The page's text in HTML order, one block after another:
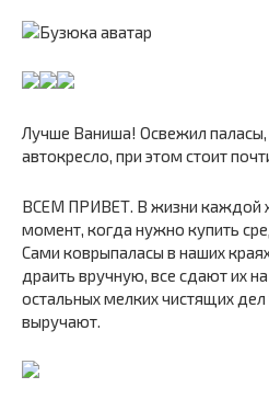
Лучше Ваниша! Освежил паласы,
автокресло, при этом стоит
ВСЕМ ПРИВЕТ. В жизни каждой
момент, когда нужно купить
Сами коврыпаласы в наших
драить вручную, все сдают их
остальных мелких чистящих
выручают.